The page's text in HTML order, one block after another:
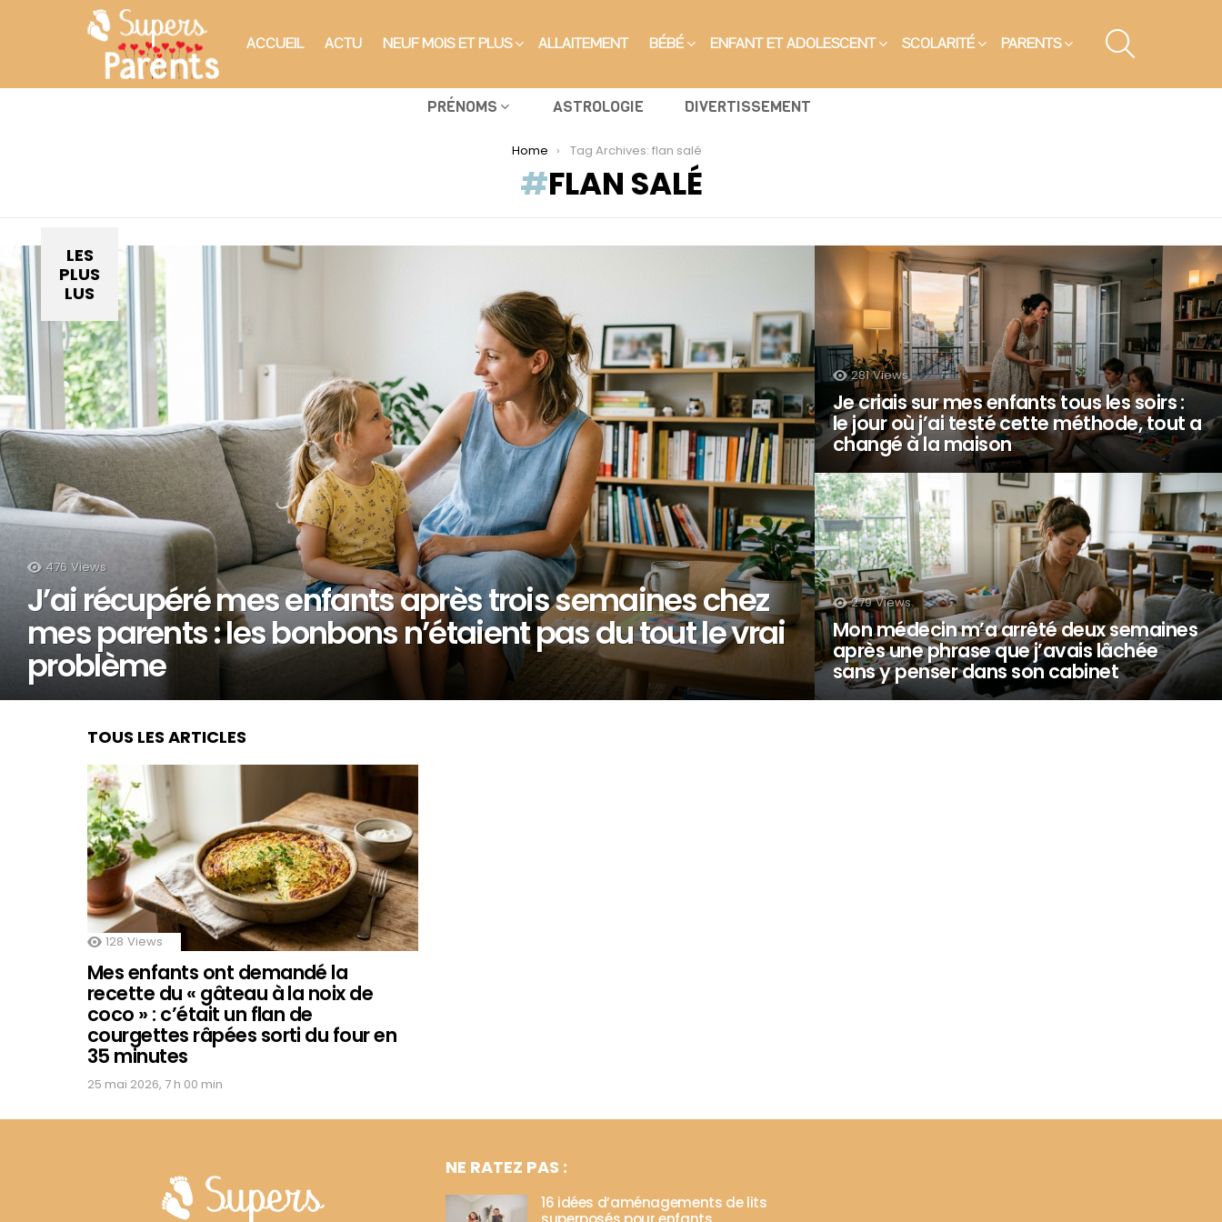
ACCUEIL ACTU NEUF MOIS ET PLUS ALLAITEMENT BÉBÉ ENFANT ET ADOLESCENT SCOLARITÉ PARENTS
PRÉNOMS ASTROLOGIE DIVERTISSEMENT
Home Tag Archives: flan salé
FLAN SALÉ
LES
PLUS
LUS
476 Views
J’ai récupéré mes enfants après trois semaines chez
mes parents : les bonbons n’étaient pas du tout le vrai
problème
281 Views
Je criais sur mes enfants tous les soirs :
le jour où j’ai testé cette méthode, tout a
changé à la maison
279 Views
Mon médecin m’a arrêté deux semaines
après une phrase que j’avais lâchée
sans y penser dans son cabinet
TOUS LES ARTICLES
128 Views
Mes enfants ont demandé la
recette du « gâteau à la noix de
coco » : c’était un flan de
courgettes râpées sorti du four en
35 minutes
25 mai 2026, 7 h 00 min
NE RATEZ PAS :
16 idées d’aménagements de lits